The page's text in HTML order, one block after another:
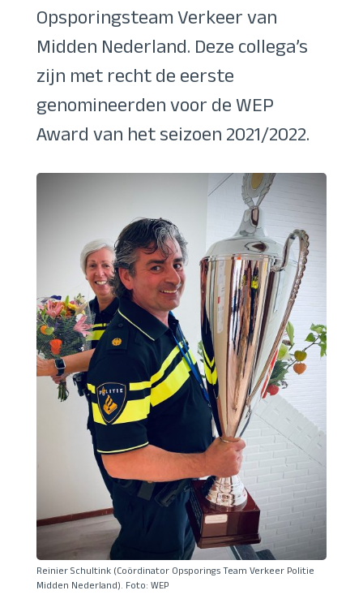
Opsporingsteam Verkeer van
Midden Nederland. Deze collega’s
zijn met recht de eerste
genomineerden voor de WEP
Award van het seizoen 2021/2022.
Reinier Schultink (Coördinator Opsporings Team Verkeer Politie
Midden Nederland). Foto: WEP